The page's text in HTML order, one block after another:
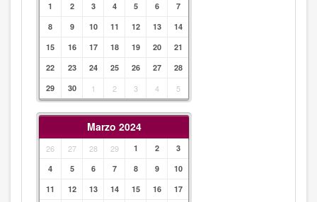
1 2 3 4 5 6
7
8
9 10 11 12 13
14
15
16 17 18 19 20
21
22
23 24 25 26 27
28
29
30 1 2 3 4 5
Marzo 2024
26 27 28 29 1 2
3
4
5 6 7 8 9
10
11
12 13 14 15 16
17